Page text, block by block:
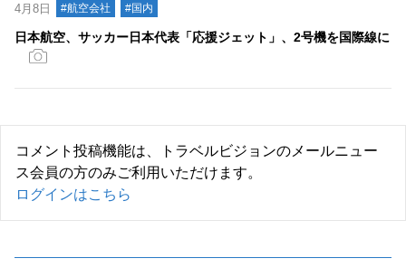
4月8日 #航空会社 #国内
日本航空、サッカー日本代表「応援ジェット」、2号機を国際線に
コメント投稿機能は、トラベルビジョンのメールニュー
ス会員の方のみご利用いただけます。
ログインはこちら